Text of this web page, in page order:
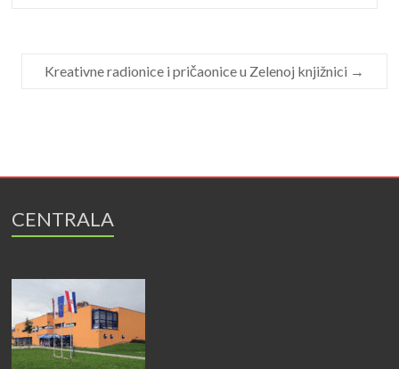
Kreativne radionice i pričaonice u Zelenoj knjižnici →
CENTRALA